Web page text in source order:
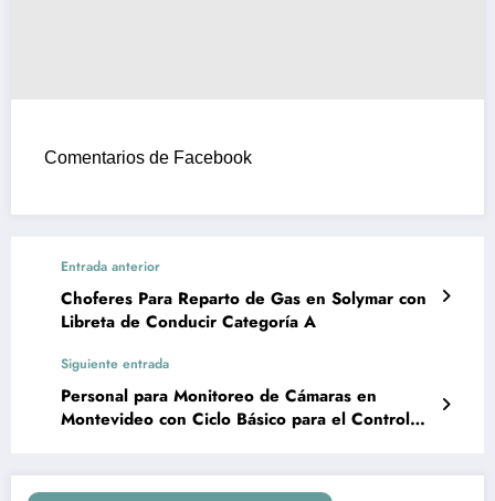
Comentarios de Facebook
Entrada anterior
Choferes Para Reparto de Gas en Solymar con
Libreta de Conducir Categoría A
Siguiente entrada
Personal para Monitoreo de Cámaras en
Montevideo con Ciclo Básico para el Control